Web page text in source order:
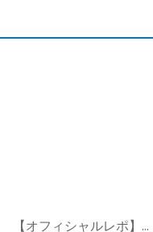
【オフィシャルレポ】...